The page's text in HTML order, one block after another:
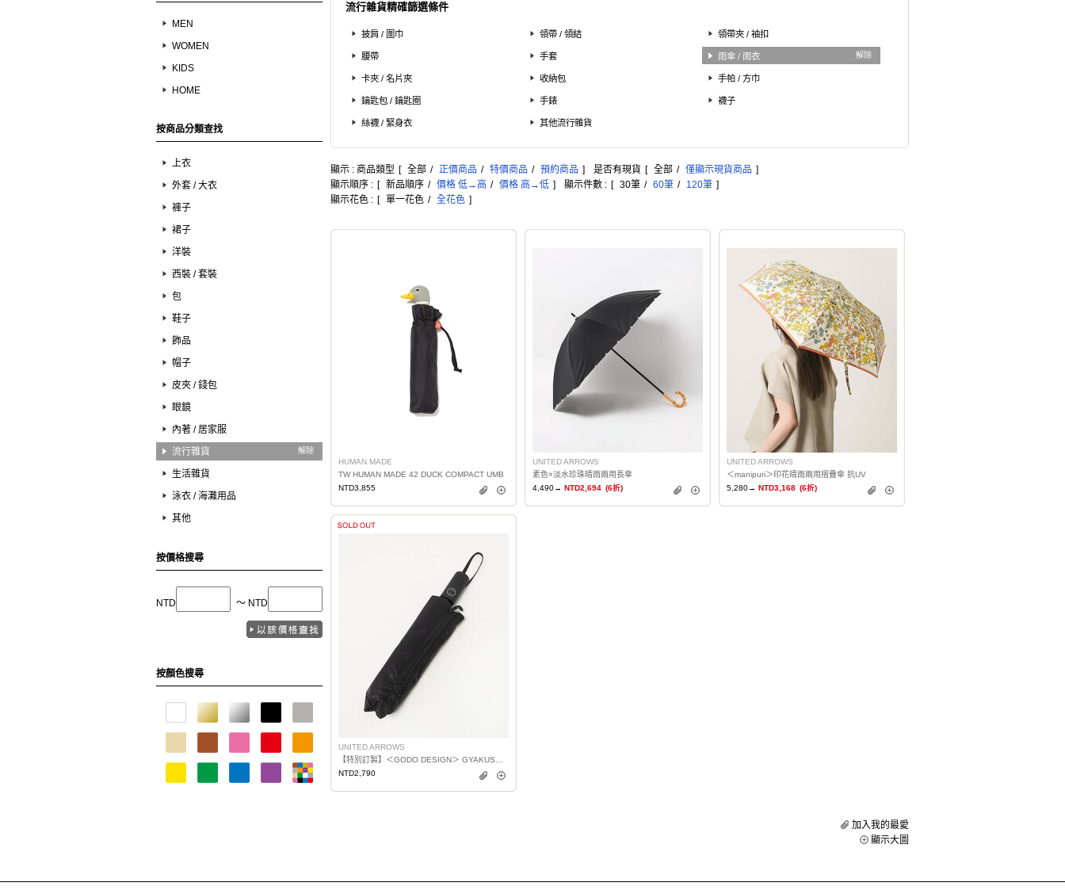
MEN
WOMEN
KIDS
HOME
按商品分類查找
上衣
外套 / 大衣
褲子
裙子
洋裝
西裝 / 套裝
包
鞋子
飾品
帽子
皮夾 / 錢包
眼鏡
內著 / 居家服
流行雜貨
解除
生活雜貨
泳衣 / 海灘用品
其他
按價格搜尋
NTD 〜 NTD
按顏色搜尋
流行雜貨精確篩選條件
披肩 / 圍巾 領帶 / 領結 領帶夾 / 袖扣
腰帶 手套 雨傘 / 雨衣 解除
卡夾 / 名片夾 收納包 手帕 / 方巾
鑰匙包 / 鑰匙圈 手錶 襪子
絲襪 / 緊身衣 其他流行雜貨
顯示 : 商品類型 [ 全部 / 正價商品 / 特價商品 / 預約商品 ] 是否有現貨 [ 全部 / 僅顯示現貨商品 ]
顯示順序 : [ 新品順序 / 價格 低→高 / 價格 高→低 ] 顯示件數 : [ 30筆 / 60筆 / 120筆 ]
顯示花色 : [ 單一花色 / 全花色 ]
HUMAN MADE
TW HUMAN MADE 42 DUCK COMPACT UMB
NTD3,855
UNITED ARROWS
素色×淡水珍珠晴雨兩用長傘
4,490→ NTD2,694 (6折)
UNITED ARROWS
＜manipuri＞印花晴雨兩用摺疊傘 抗UV
5,280→ NTD3,168 (6折)
UNITED ARROWS
NTD2,790
加入我的最愛
顯示大圖